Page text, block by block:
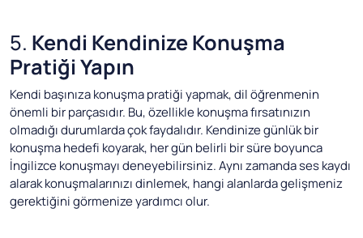
5. Kendi Kendinize Konuşma
Pratiği Yapın
Kendi başınıza konuşma pratiği yapmak, dil öğrenmenin
önemli bir parçasıdır. Bu, özellikle konuşma fırsatınızın
olmadığı durumlarda çok faydalıdır. Kendinize günlük bir
konuşma hedefi koyarak, her gün belirli bir süre boyunca
İngilizce konuşmayı deneyebilirsiniz. Aynı zamanda ses kaydı
alarak konuşmalarınızı dinlemek, hangi alanlarda gelişmeniz
gerektiğini görmenize yardımcı olur.